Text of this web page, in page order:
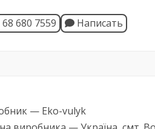
680 7559 Написать
— Eko-vulyk